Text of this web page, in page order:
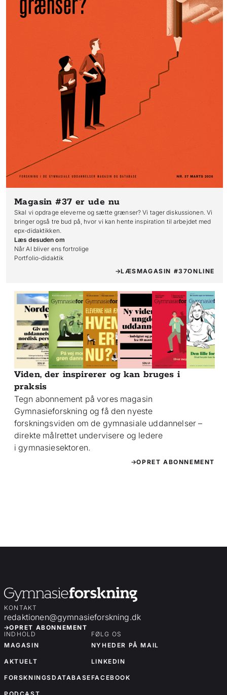
Magasin #37 er ude nu
Skal vi opdrage eleverne og sætte grænser? Vi tager diskussionen. Vi
bringer også tre bud på, hvor vi kan hente inspiration til arbejdet med
epx-didaktikken.
Læs desuden om
Når AI bliver ens fortrolige
Portfolio-didaktik
LÆSMAGASIN #37ONLINE
Viden, der inspirerer og kan bruges i
praksis
Tegn abonnement på vores magasin
Gymnasieforskning og få den nyeste
forskningsviden om de gymnasiale uddannelser –
direkte målrettet undervisere og ledere
i gymnasiesektoren.
OPRET ABONNEMENT
KONTAKT
redaktionen@gymnasieforskning.dk
OPRET ABONNEMENT
INDHOLD
MAGASIN
AKTUELT
FORSKNINGSDATABASE
FØLG OS
NYHEDER PÅ MAIL
LINKEDIN
FACEBOOK